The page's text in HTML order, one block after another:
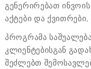
გენერირებათ
აქტები და ქვითრები,
პროგრამა
კლიენტებისგან
შეძლებთ